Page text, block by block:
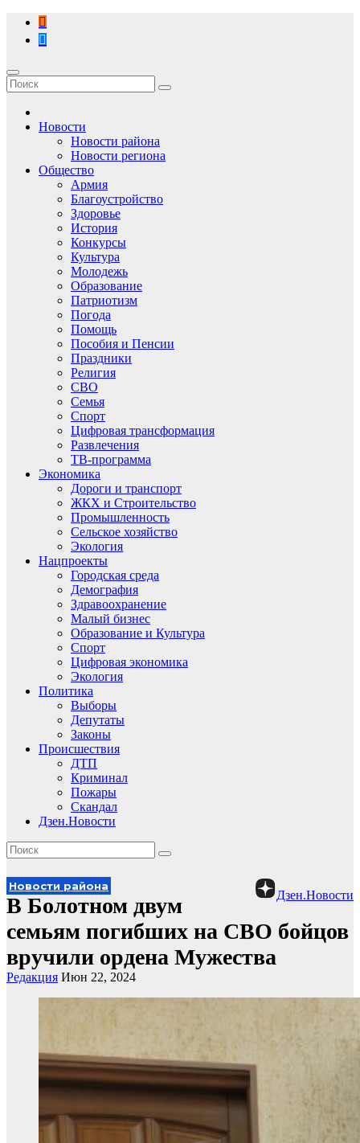
Перейти
содержимому
Новости
Новости района
Новости региона
Общество
Армия
Благоустройство
Здоровье
История
Конкурсы
Культура
Молодежь
Образование
Патриотизм
Погода
Помощь
Пособия и Пенсии
Праздники
Религия
СВО
Семья
Спорт
Цифровая трансформация
Развлечения
ТВ-программа
Экономика
Дороги и транспорт
ЖКХ и Строительство
Промышленность
Сельское хозяйство
Экология
Нацпроекты
Городская среда
Демография
Здравоохранение
Малый бизнес
Образование и Культура
Спорт
Цифровая экономика
Экология
Политика
Выборы
Депутаты
Законы
Происшествия
ДТП
Криминал
Пожары
Скандал
Дзен.Новости
Дзен.Новости
Новости района
В Болотном двум
семьям погибших на СВО бойцов
вручили ордена Мужества
Редакция Июн 22, 2024